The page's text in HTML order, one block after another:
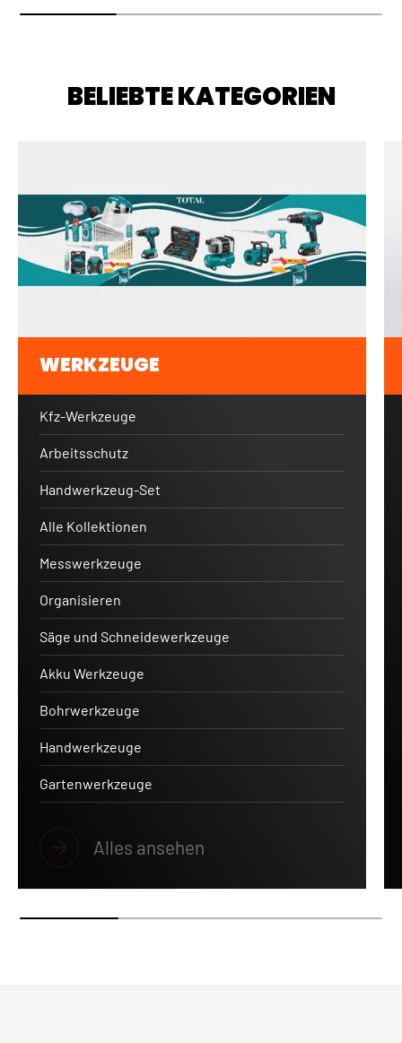
BELIEBTE KATEGORIEN
WERKZEUGE
Kfz-Werkzeuge
Arbeitsschutz
Handwerkzeug-Set
Alle Kollektionen
Messwerkzeuge
Organisieren
Säge und Schneidewerkzeuge
Akku Werkzeuge
Bohrwerkzeuge
Handwerkzeuge
Gartenwerkzeuge
Alles ansehen